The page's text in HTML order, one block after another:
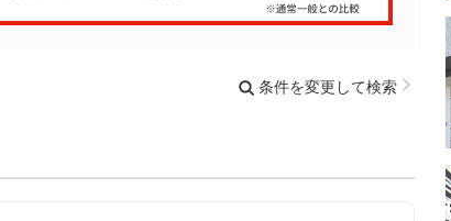
条件を変更して検索